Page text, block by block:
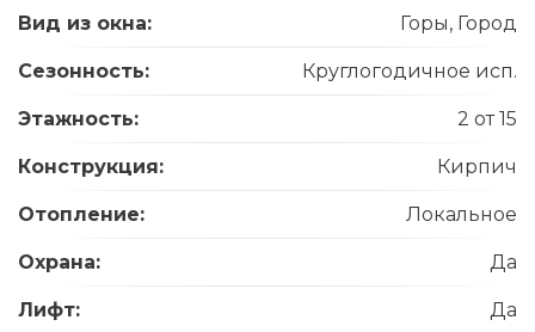
Вид из окна: Горы, Город
Сезонность: Круглогодичное исп.
Этажность: 2 от 15
Конструкция: Кирпич
Отопление: Локальное
Охрана: Да
Лифт: Да